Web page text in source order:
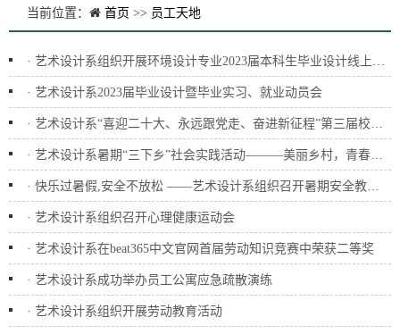
当前位置： 首页 >> 员工天地
· 艺术设计系组织开展环境设计专业2023届本科生毕业设计线上开题答辩
· 艺术设计系2023届毕业设计暨毕业实习、就业动员会
· 艺术设计系“喜迎二十大、永远跟党走、奋进新征程”第三届校园歌手大赛成功举行
· 艺术设计系暑期“三下乡”社会实践活动———美丽乡村，青春助力！（二）
· 快乐过暑假,安全不放松 ——艺术设计系组织召开暑期安全教育主题班会
· 艺术设计系组织召开心理健康运动会
· 艺术设计系在beat365中文官网首届劳动知识竞赛中荣获二等奖
· 艺术设计系成功举办员工公寓应急疏散演练
· 艺术设计系组织开展劳动教育活动